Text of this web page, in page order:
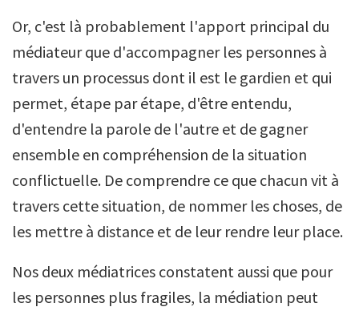
Or, c'est là probablement l'apport principal du
médiateur que d'accompagner les personnes à
travers un processus dont il est le gardien et qui
permet, étape par étape, d'être entendu,
d'entendre la parole de l'autre et de gagner
ensemble en compréhension de la situation
conflictuelle. De comprendre ce que chacun vit à
travers cette situation, de nommer les choses, de
les mettre à distance et de leur rendre leur place.
Nos deux médiatrices constatent aussi que pour
les personnes plus fragiles, la médiation peut